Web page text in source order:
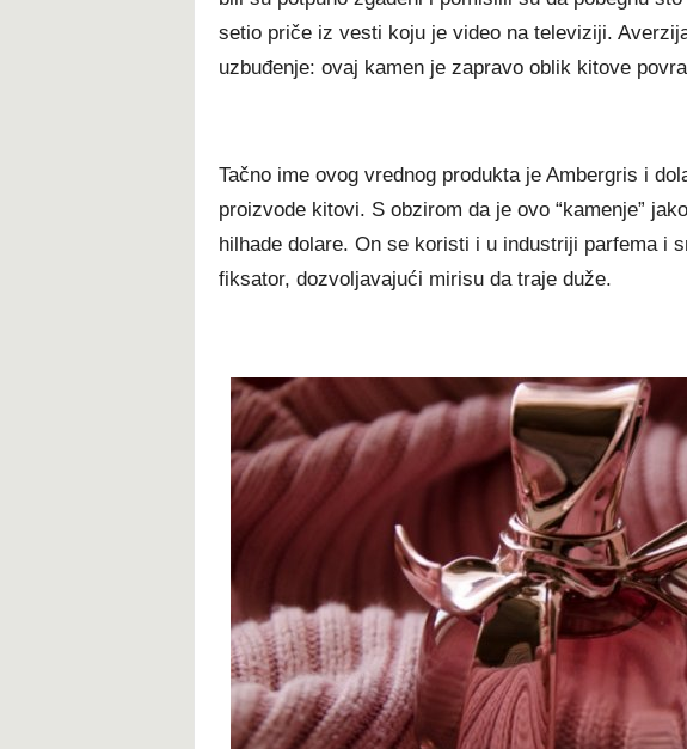
setio priče iz vesti koju je video na televiziji.
uzbuđenje: ovaj kamen je zapravo oblik kitove
Tačno ime ovog vrednog produkta je Ambergris i
proizvode kitovi. S obzirom da je ovo “kamenje”
hilhade dolare. On se koristi i u industriji parfema i
fiksator, dozvoljavajući mirisu da traje duže.